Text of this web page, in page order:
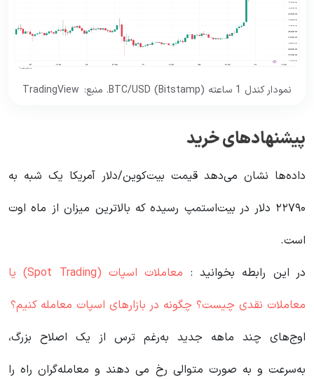
نمودار کندل 1 ساعته BTC/USD (Bitstamp). منبع: TradingView
پیشنهادهای خرید
داده‌ها نشان می‌دهد قیمت بیت‌کوین/دلار آمریکا یک شبه به
۲۲۷۹۰ دلار در بیت‌استمپ رسیده که بالاترین میزان از ماه اوت
است.
در این رابطه بخوانید‌ :
معاملات اسپات (Spot Trading) یا
معاملات نقدی چیست؟ چگونه در بازارهای اسپات معامله کنیم؟
اوج‌های چند ماهه جدید به‌رغم ترس از یک اصلاح بزرگ،
به‌سرعت و به صورت متوالی رخ می دهند و معامله‌گران راه را